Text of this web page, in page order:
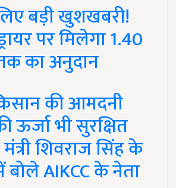
बड़ी खुशखबरी!
पर मिलेगा 1.40
का अनुदान
की आमदनी
ऊर्जा भी सुरक्षित
मंत्री शिवराज सिंह के
AIKCC के नेता